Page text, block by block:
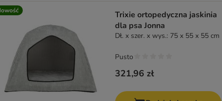
Trixie ortopedyczna jaskinia
dla psa Jonna
Dł. x szer. x wys.: 75 x 55 x 55 cm
321,96 zł
Pusto